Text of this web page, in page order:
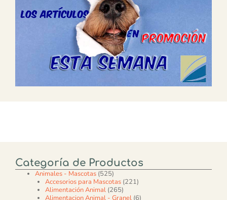
Categoría de Productos
Animales - Mascotas 525525 productos
Accesorios para Mascotas 221221 productos
Alimentación Animal 265265 productos
Alimentacion Animal - Granel 66 productos